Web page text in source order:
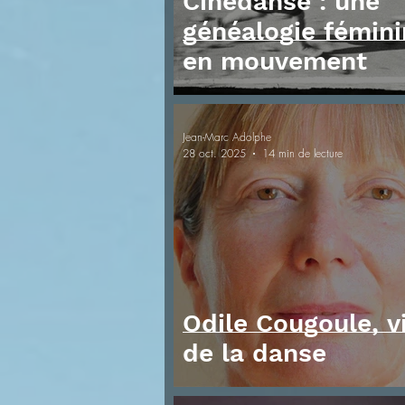
généalogie
en mouvement
Odile Cougoule,
de la danse
Jean-Marc Adolphe
28 oct. 2025
14 min de lecture